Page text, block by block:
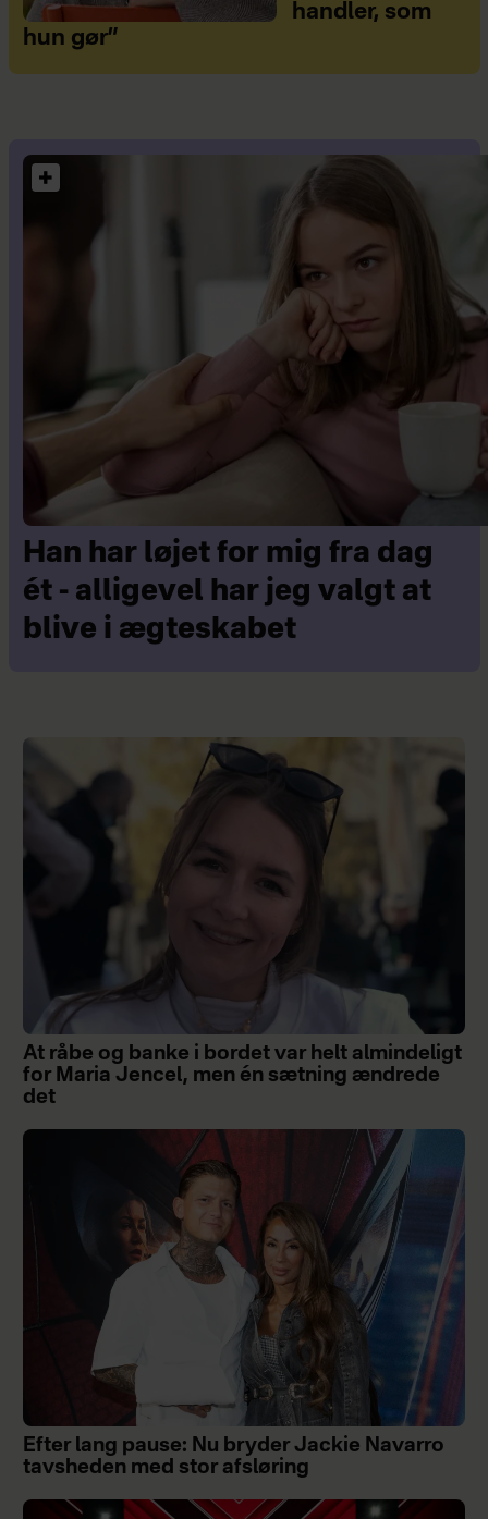
handler, som
hun gør”
Han har løjet for mig fra dag
ét - alligevel har jeg valgt at
blive i ægteskabet
At råbe og banke i bordet var helt almindeligt
for Maria Jencel, men én sætning ændrede
det
Efter lang pause: Nu bryder Jackie Navarro
tavsheden med stor afsløring